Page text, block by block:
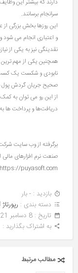
دارند که بیشتر این
سرانجام برسانند.
این روزها بخش بزرگی
و اعتباری انجام می
نقدینگی نیز به یکی از
همچنین یکی از مهم
نابودی و شکست یک کسب
صحیح جریان گردش پول
از این رو می توان به
دریافت‌ها و پرداخت ها
صنعت نرم افزارهای مالی
puyasoft.com/
بازدید : - بار
دسته بندی :
تاريخ : 8 دسامبر 2021
به اشتراک بگذارید :
مطالب مرتبط